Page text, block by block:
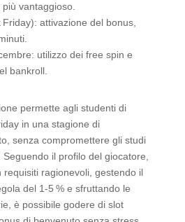
vantaggioso.
attivazione del bonus,
utilizzo dei free spin e
bankroll.
permette agli studenti di
in una stagione di
senza compromettere gli studi
il profilo del giocatore,
ragionevoli, gestendo il
del 1‑5 % e sfruttando le
è possibile godere di slot